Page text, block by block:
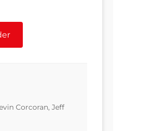
Corcoran, Jeff